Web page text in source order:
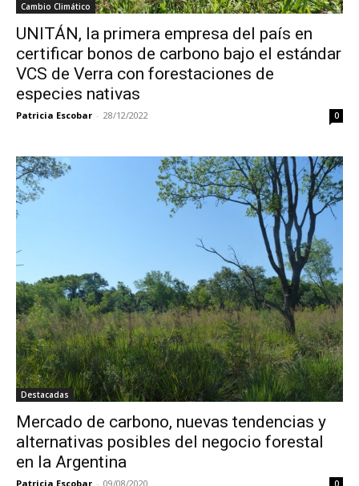
Cambio Climático
UNITÁN, la primera empresa del país en
certificar bonos de carbono bajo el estándar
VCS de Verra con forestaciones de
especies nativas
Patricia Escobar - 28/12/2022 0
Destacadas
Mercado de carbono, nuevas tendencias y
alternativas posibles del negocio forestal
en la Argentina
Patricia Escobar - 09/08/2020